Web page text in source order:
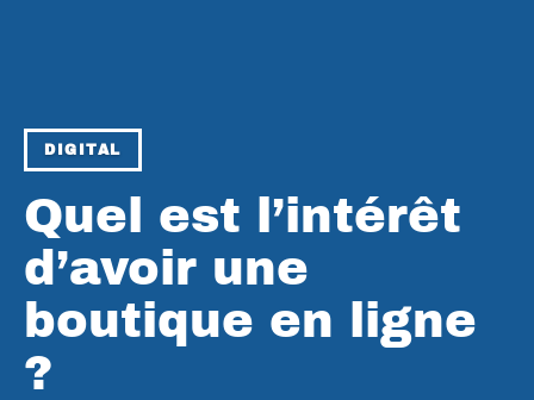
DIGITAL
Quel est l’intérêt
d’avoir une
boutique en ligne
?